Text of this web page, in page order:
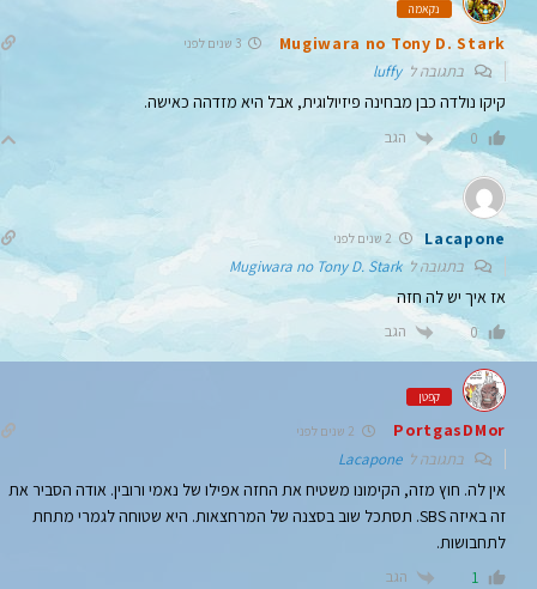
נקאמה
Mugiwara no Tony D. Stark 3 שנים לפני
בתגובה לluffy
קיקו נולדה כבן מבחינה פיזיולוגית, אבל היא מזדהה כאישה.
0 הגב
Lacapone
בתגובה לMugiwara no Tony D. Stark
אז איך יש לה חזה
0 הגב
קפטן
PortgasDMor
בתגובה לLacapone
אין לה. חוץ מזה, הקימונו משטיח את החזה אפילו של נאמי ורובין. אודה הסביר את
זה באיזה SBS. תסתכל שוב בסצנה של המרחצאות. היא שטוחה לגמרי מתחת
לתחבושות.
1 הגב